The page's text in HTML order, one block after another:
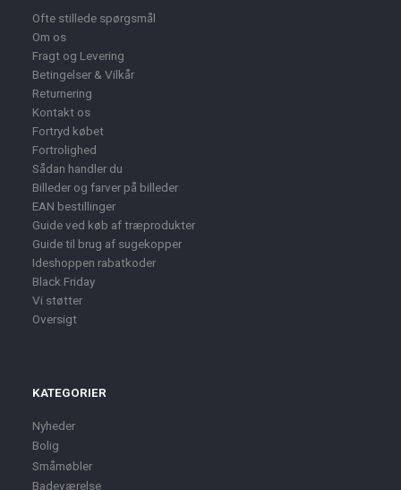
Ofte stillede spørgsmål
Om os
Fragt og Levering
Betingelser & Vilkår
Returnering
Kontakt os
Fortryd købet
Fortrolighed
Sådan handler du
Billeder og farver på billeder
EAN bestillinger
Guide ved køb af træprodukter
Guide til brug af sugekopper
Ideshoppen rabatkoder
Black Friday
Vi støtter
Oversigt
KATEGORIER
Nyheder
Bolig
Småmøbler
Badeværelse